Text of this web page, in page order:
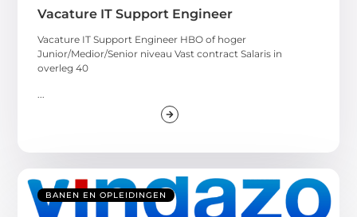
Vacature IT Support Engineer
Vacature IT Support Engineer HBO of hoger
Junior/Medior/Senior niveau Vast contract Salaris in
overleg 40
BANEN EN OPLEIDINGEN